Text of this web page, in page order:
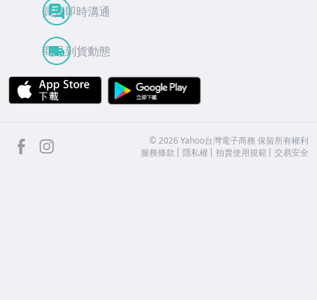
買賣即時溝通
商品到貨動態
APP Store
facebook ©2026 Yahoo台灣電子商務 保留所有權利
服務條款
隱私權 拍賣使用規範 交易安全